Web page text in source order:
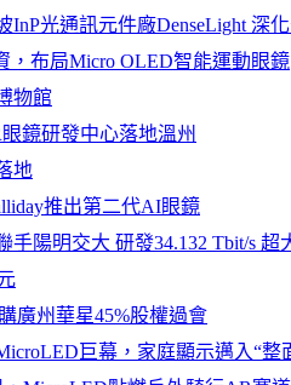
InP光通訊元件廠DenseLight 深
，布局Micro OLED智能運動眼鏡
物館
鏡研發中心落地溫州
地
推出第二代AI眼鏡
陽明交大 研發34.132 Tbit/s
廣州華星45%股權過會
巨幕，家庭顯示邁入“整